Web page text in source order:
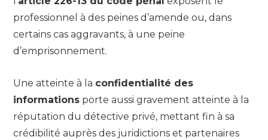
professionnel à des peines d’amende ou, dans
certains cas aggravants, à une peine
d’emprisonnement.
Une atteinte à la confidentialité des
informations porte aussi gravement atteinte à la
réputation du détective privé, mettant fin à sa
crédibilité auprès des juridictions et partenaires